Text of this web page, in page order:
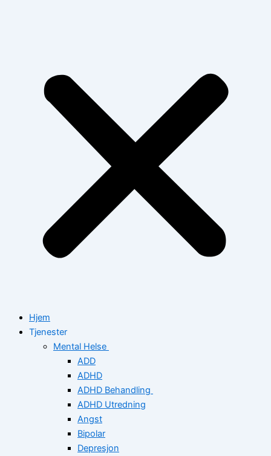
Hjem
Tjenester
Mental Helse
ADD
ADHD
ADHD Behandling
ADHD Utredning
Angst
Bipolar
Depresjon